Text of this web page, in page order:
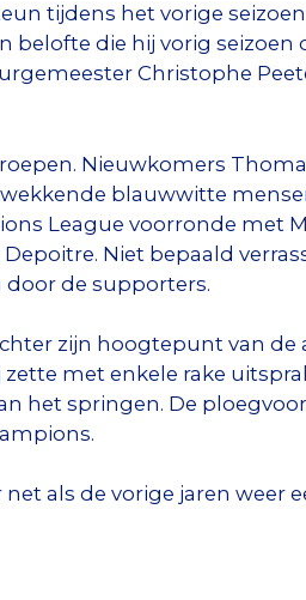
tijdens het vorige
belofte die hij vorig seizoen
Christophe
Nieuwkomers
blauwwitte
League voorronde met
Niet bepaald
door de supporters.
zijn hoogtepunt van de
met enkele rake
het springen. De
als de vorige jaren weer